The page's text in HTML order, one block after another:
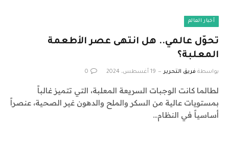
أخبار العالم
تحوّل عالمي.. هل انتهى عصر الأطعمة
المعلبة؟
بواسطة فريق التحرير 19 أغسطس، 2024 0
لطالما كانت الوجبات السريعة المعلبة، التي تتميز غالباً
بمستويات عالية من السكر والملح والدهون غير الصحية، عنصراً
أساسياً في النظام…